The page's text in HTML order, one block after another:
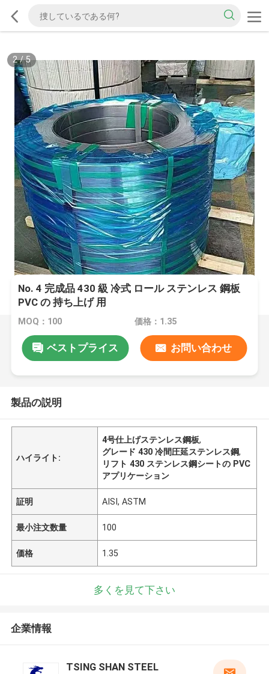
2/5
No. 4 完成品 430 級 冷式 ロール ステンレス 鋼板
PVC の 持ち上げ 用
MOQ：100 価格：1.35
ベストプライス お問い合わせ
製品の説明
ハイライト:
4号仕上げステンレス鋼板,
グレード 430 冷間圧延ステンレス鋼,
リフト 430 ステンレス鋼シートの PVC
アプリケーション
証明 AISI, ASTM
最小注文数量 100
価格 1.35
多くを見て下さい
企業情報
TSING SHAN STEEL